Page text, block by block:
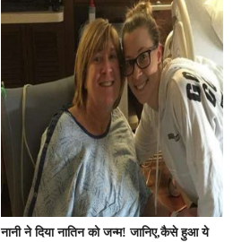
नानी ने दिया नातिन को जन्म! जानिए,कैसे हुआ ये